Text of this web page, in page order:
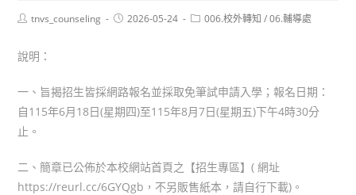
Posttnvs_counseling
Post2026-05-24
Post006.校外轉知 / 06.輔導處
說明：
一、旨揭招生皆採網路報名並採取免筆試申請入學；報名日期：
自115年6月18日(星期四)至115年8月7日(星期五)下午4時30分
止。
二、簡章已公佈於本校網站首頁之【招生專區】( 網址
https://reurl.cc/6GYQgb，不另販售紙本，請自行下載)。